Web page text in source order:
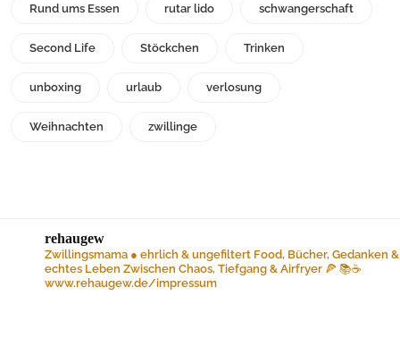
Rund ums Essen rutar lido schwangerschaft
Second Life Stöckchen Trinken
unboxing urlaub verlosung
Weihnachten zwillinge
rehaugew
Zwillingsmama ● ehrlich & ungefiltert Food, Bücher, Gedanken &
echtes Leben Zwischen Chaos, Tiefgang & Airfryer 🍕 📚☕️
www.rehaugew.de/impressum